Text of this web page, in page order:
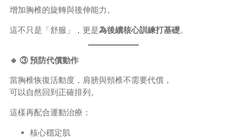
增加胸椎的旋轉與後伸能力。
這不只是「舒服」，更是為後續核心訓練打基礎。
🔹 ③ 預防代償動作
當胸椎恢復活動度，肩膀與頸椎不需要代償，
可以自然回到正確排列。
這樣再配合運動治療：
核心穩定肌